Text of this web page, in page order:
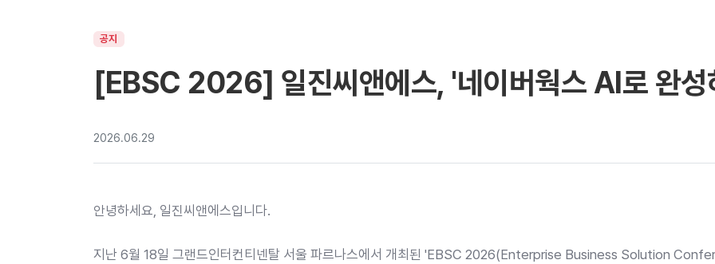
공지
[EBSC 2026] 일진씨앤에스, '네이버웍스 AI로 완성
2026.06.29
안녕하세요, 일진씨앤에스입니다.
지난 6월 18일 그랜드인터컨티넨탈 서울 파르나스에서 개최된 'EBSC 2026(Enterprise Business Solution